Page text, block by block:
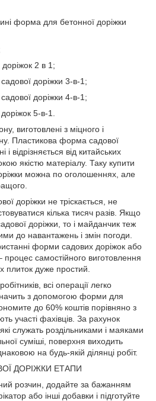
форма для бетонної доріжки
2 в 1;
доріжки 3-в-1;
доріжки 4-в-1;
5-в-1.
виготовлені з міцного і
Пластикова форма садової
і відрізняється від китайських
якістю матеріалу. Таку купити
можна по оголошеннях, але
доріжки не тріскається, не
кілька тисяч разів. Якщо
доріжки, то і майданчик теж
до навантажень і змін погоди.
форми садових доріжок або
процес самостійного виготовлення
плиток дуже простий.
всі операції легко
з допомогою форми для
до 60% коштів порівняно з
участі фахівців. За рахунок
служать роздільниками і маяками
суміші, поверхня виходить
на будь-якій ділянці робіт.
ДОРІЖКИ ЕТАПИ
розчин, додайте за бажанням
або інші добавки і підготуйте